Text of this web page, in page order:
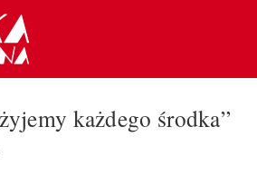
każdego środka”